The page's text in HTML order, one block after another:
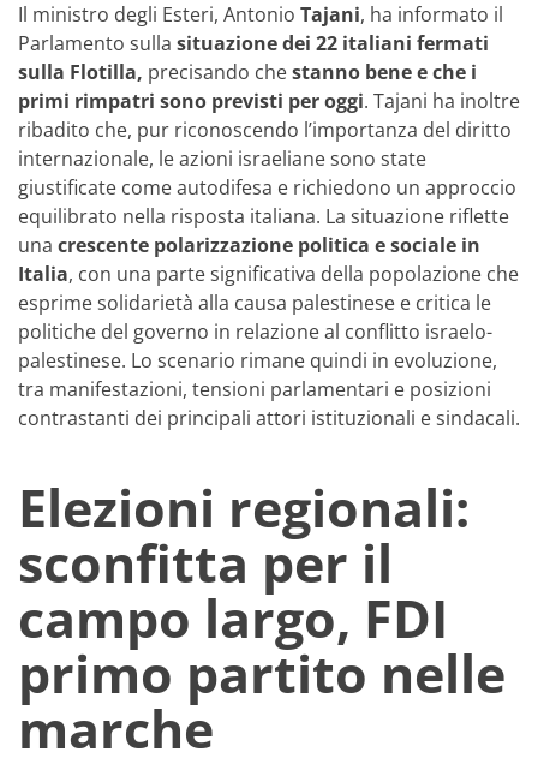
Il ministro degli Esteri, Antonio Tajani, ha informato il
Parlamento sulla situazione dei 22 italiani fermati
sulla Flotilla, precisando chestanno bene e che i
primi rimpatri sono previsti per oggi. Tajani ha inoltre
ribadito che, pur riconoscendo l’importanza del diritto
internazionale, le azioni israeliane sono state
giustificate come autodifesa e richiedono un approccio
equilibrato nella risposta italiana. La situazione riflette
una crescente polarizzazione politica e sociale in
Italia, con una parte significativa della popolazione che
esprime solidarietà alla causa palestinese e critica le
politiche del governo in relazione al conflitto israelo-
palestinese. Lo scenario rimane quindi in evoluzione,
tra manifestazioni, tensioni parlamentari e posizioni
contrastanti dei principali attori istituzionali e sindacali.
Elezioni regionali:
sconfitta per il
campo largo, FDI
primo partito nelle
marche